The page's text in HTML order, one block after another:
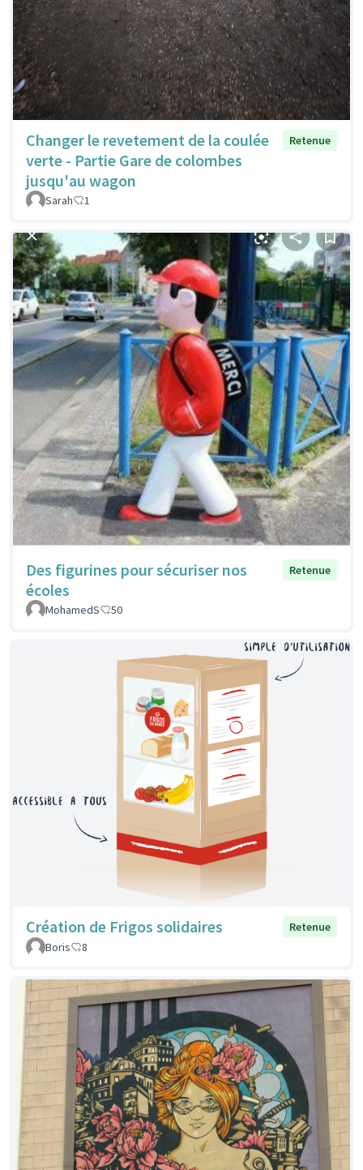
Changer le revetement de la coulée
verte - Partie Gare de colombes
jusqu'au wagon
Retenue
Sarah 1
Des figurines pour sécuriser nos
écoles
Retenue
MohamedS 50
Création de Frigos solidaires
Retenue
Boris
8